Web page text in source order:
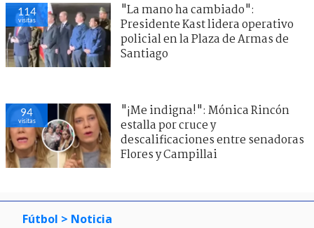
114
visitas
"La mano ha cambiado":
Presidente Kast lidera operativo
policial en la Plaza de Armas de
Santiago
94
visitas
"¡Me indigna!": Mónica Rincón
estalla por cruce y
descalificaciones entre senadoras
Flores y Campillai
Fútbol > Noticia